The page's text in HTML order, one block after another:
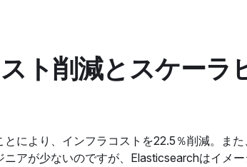
ト削減とスケーラ
により、インフラコストを22.5％削減。ま
アが少ないのですが、Elasticsearchはイメ